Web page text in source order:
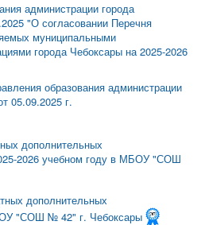
администрации города
"О согласовании Перечня
муниципальными
города Чебоксары на 2025-2026
образования администрации
05.09.2025 г.
дополнительных
2026 учебном году в МБОУ "СОШ
дополнительных
"СОШ № 42" г. Чебоксары